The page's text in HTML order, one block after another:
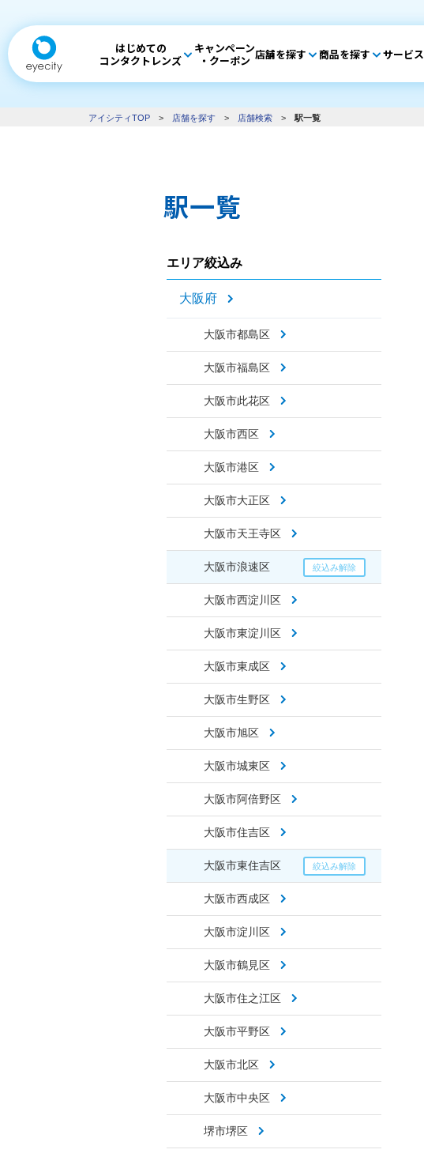
はじめての
コンタクトレンズ
キャンペーン
・クーポン 店舗を探す 商品を探す サービス
アイシティTOP > 店舗を探す > 店舗検索 > 駅一覧
駅一覧
エリア絞込み
大阪府
大阪市都島区
大阪市福島区
大阪市此花区
大阪市西区
大阪市港区
大阪市大正区
大阪市天王寺区
大阪市浪速区
大阪市西淀川区
大阪市東淀川区
大阪市東成区
大阪市生野区
大阪市旭区
大阪市城東区
大阪市阿倍野区
大阪市住吉区
大阪市東住吉区
大阪市西成区
大阪市淀川区
大阪市鶴見区
大阪市住之江区
大阪市平野区
大阪市北区
大阪市中央区
堺市堺区